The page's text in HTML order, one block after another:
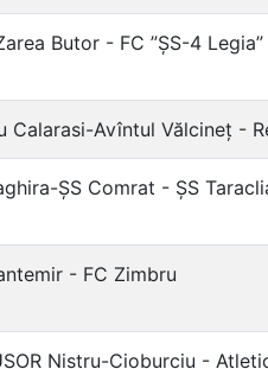
Butor - FC ”ȘS-4 Legia”
Calarasi-Avîntul Vălcineț -
ȘS Comrat - ȘS
- FC Zimbru
Nistru-Cioburciu -